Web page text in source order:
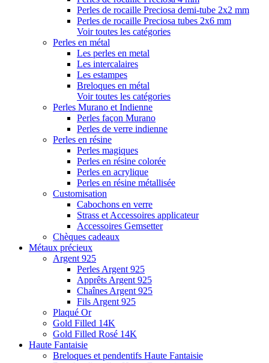
Perles de rocaille Preciosa demi-tube 2x2 mm
Perles de rocaille Preciosa tubes 2x6 mm
Voir toutes les catégories
Perles en métal
Les perles en metal
Les intercalaires
Les estampes
Breloques en métal
Voir toutes les catégories
Perles Murano et Indienne
Perles façon Murano
Perles de verre indienne
Perles en résine
Perles magiques
Perles en résine colorée
Perles en acrylique
Perles en résine métallisée
Customisation
Cabochons en verre
Strass et Accessoires applicateur
Accessoires Gemsetter
Chèques cadeaux
Métaux précieux
Argent 925
Perles Argent 925
Apprêts Argent 925
Chaînes Argent 925
Fils Argent 925
Plaqué Or
Gold Filled 14K
Gold Filled Rosé 14K
Haute Fantaisie
Breloques et pendentifs Haute Fantaisie